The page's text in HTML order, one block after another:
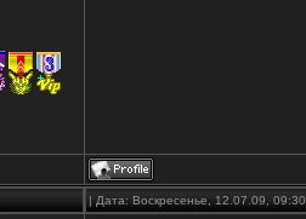
| Дата: Воскресенье, 12.07.09,